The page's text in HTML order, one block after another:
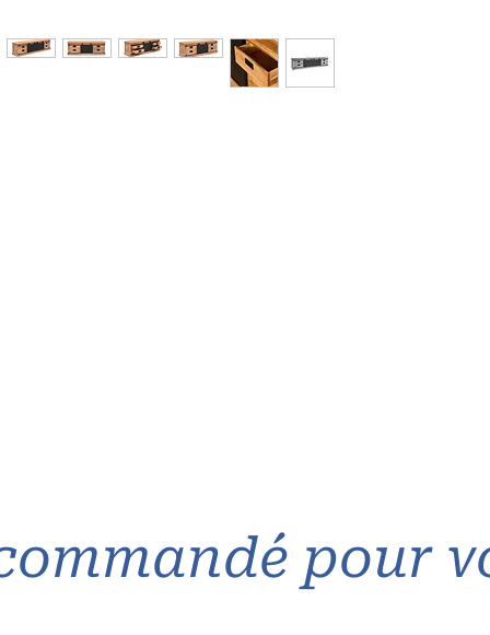
pour